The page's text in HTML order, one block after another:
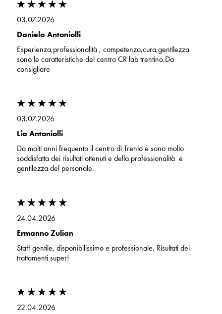
03.07.2026
Daniela Antoniolli
Esperienza,professionalità , competenza,cura,gentilezza
sono le caratteristiche del centro CR lab trentino.Da
consigliare
03.07.2026
Lia Antoniolli
Da molti anni frequento il centro di Trento e sono molto
soddisfatta dei risultati ottenuti e della professionalità e
gentilezza del personale.
24.04.2026
Ermanno Zulian
Staff gentile, disponibilissimo e professionale. Risultati dei
trattamenti super!
22.04.2026